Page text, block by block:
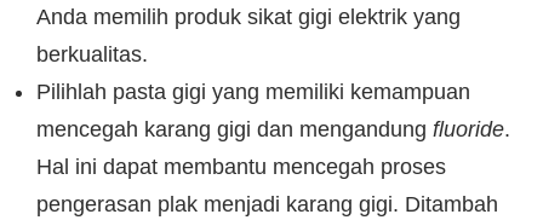
Anda memilih produk sikat gigi elektrik yang
berkualitas.
Pilihlah pasta gigi yang memiliki kemampuan
mencegah karang gigi dan mengandung fluoride.
Hal ini dapat membantu mencegah proses
pengerasan plak menjadi karang gigi. Ditambah